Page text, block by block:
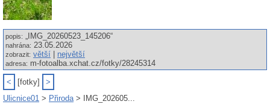
popis: „IMG_20260523_145206“
nahrána: 23.05.2026
zobrazit: větší největší
adresa: m-fotoalba.xchat.cz/fotky/28245314
< [fotky]
>
Ulicnice01 > Přiroda> IMG_202605...